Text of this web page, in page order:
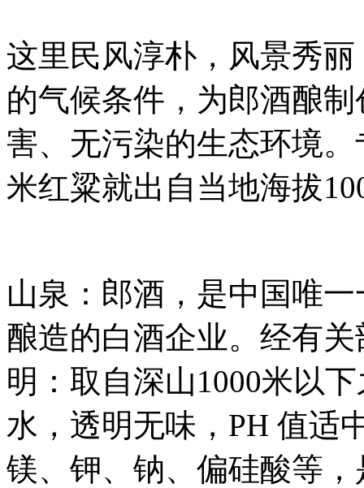
这里民风淳朴，风景秀
的气候条件，为郎酒酿
害、无污染的生态环境
米红粱就出自当地海拔
山泉：郎酒，是中国唯
酿造的白酒企业。经有
明：取自深山1000米以
水，透明无味，PH 值适
镁、钾、钠、偏硅酸等